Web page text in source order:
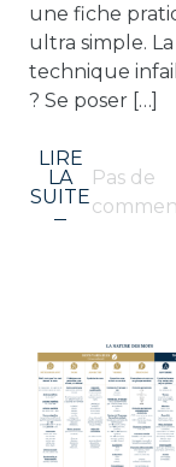
une fiche
ultra simple. La
technique
? Se poser […]
LIRE
LA
SUITE
Pas de